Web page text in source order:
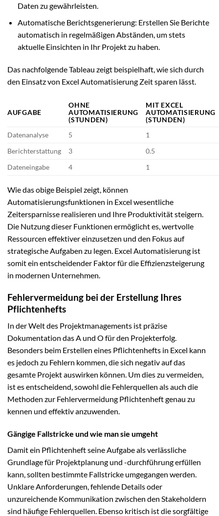
Daten zu gewährleisten.
Automatische Berichtsgenerierung: Erstellen Sie Berichte
automatisch in regelmäßigen Abständen, um stets
aktuelle Einsichten in Ihr Projekt zu haben.
Das nachfolgende Tableau zeigt beispielhaft, wie sich durch
den Einsatz von Excel Automatisierung Zeit sparen lässt.
AUFGABE
OHNE
AUTOMATISIERUNG
(STUNDEN)
MIT EXCEL
AUTOMATISIERUNG
(STUNDEN)
Datenanalyse
5
1
Berichterstattung
3
0.5
Dateneingabe
4 1
Wie das obige Beispiel zeigt, können
Automatisierungsfunktionen in Excel wesentliche
Zeitersparnisse realisieren und Ihre Produktivität steigern.
Die Nutzung dieser Funktionen ermöglicht es, wertvolle
Ressourcen effektiver einzusetzen und den Fokus auf
strategische Aufgaben zu legen. Excel Automatisierung ist
somit ein entscheidender Faktor für die Effizienzsteigerung
in modernen Unternehmen.
Fehlervermeidung bei der Erstellung Ihres
Pflichtenhefts
In der Welt des Projektmanagements ist präzise
Dokumentation das A und O für den Projekterfolg.
Besonders beim Erstellen eines Pflichtenhefts in Excel kann
es jedoch zu Fehlern kommen, die sich negativ auf das
gesamte Projekt auswirken können. Um dies zu vermeiden,
ist es entscheidend, sowohl die Fehlerquellen als auch die
Methoden zur Fehlervermeidung Pflichtenheft genau zu
kennen und effektiv anzuwenden.
Gängige Fallstricke und wie man sie umgeht
Damit ein Pflichtenheft seine Aufgabe als verlässliche
Grundlage für Projektplanung und -durchführung erfüllen
kann, sollten bestimmte Fallstricke umgegangen werden.
Unklare Anforderungen, fehlende Details oder
unzureichende Kommunikation zwischen den Stakeholdern
sind häufige Fehlerquellen. Ebenso kritisch ist die sorgfältige